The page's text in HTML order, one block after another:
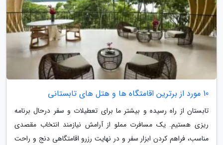
10 مورد از برترین اقامتگاه ها و هتل های تابستانی
تابستان از راه رسیده و بیشتر ما برای تعطیلات و سفر درحال برنامه
ریزی هستیم. یک مسافرت مملو از آرامش نیازمند انتخاب مقصدی
مناسب، فراهم کردن ابزار سفر و در نهایت رزرو اقامتگاهی دنج و راحت